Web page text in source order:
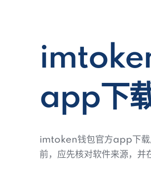
app下
imtoken钱包官方app下载
前，应先核对软件来源，并